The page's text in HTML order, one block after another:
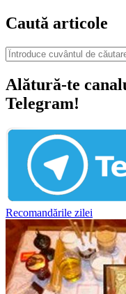
Caută articole
Alătură-te
Telegram!
Recomandările zilei